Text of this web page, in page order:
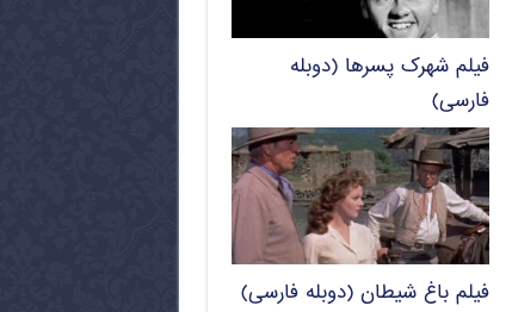
فیلم شهرک پسرها (دوبله
فارسی)
فیلم باغ شیطان (دوبله فارسی)